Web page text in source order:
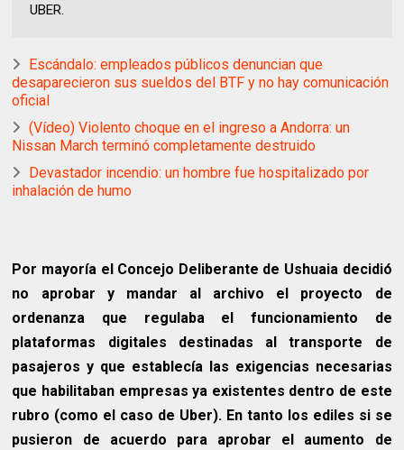
UBER.
Escándalo: empleados públicos denuncian que
desaparecieron sus sueldos del BTF y no hay comunicación
oficial
(Vídeo) Violento choque en el ingreso a Andorra: un
Nissan March terminó completamente destruido
Devastador incendio: un hombre fue hospitalizado por
inhalación de humo
Por mayoría el Concejo Deliberante de Ushuaia decidió
no aprobar y mandar al archivo el proyecto de
ordenanza que regulaba el funcionamiento de
plataformas digitales destinadas al transporte de
pasajeros y que establecía las exigencias necesarias
que habilitaban empresas ya existentes dentro de este
rubro (como el caso de Uber). En tanto los ediles si se
pusieron de acuerdo para aprobar el aumento de